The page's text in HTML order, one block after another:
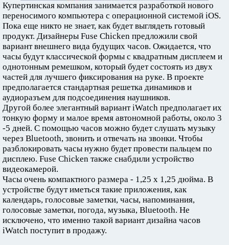
Купертинская компания занимается разработкой нового
переносимого компьютера с операционной системой iOS.
Пока еще никто не знает, как будет выглядеть готовый
продукт. Дизайнеры Fuse Chicken предложили свой
вариант внешнего вида будущих часов. Ожидается, что
часы будут классической формы с квадратным дисплеем и
однотонным ремешком, который будет состоять из двух
частей для лучшего фиксирования на руке. В проекте
предполагается стандартная решетка динамиков и
аудиоразъем для подсоединения наушников.
Другой более элегантный вариант iWatch предполагает их
тонкую форму и малое время автономной работы, около 3
-5 дней. С помощью часов можно будет слушать музыку
через Bluetooth, звонить и отвечать на звонки. Чтобы
разблокировать часы нужно будет провести пальцем по
дисплею. Fuse Chicken также снабдили устройство
видеокамерой.
Часы очень компактного размера - 1,25 х 1,25 дюйма. В
устройстве будут иметься такие приложения, как
календарь, голосовые заметки, часы, напоминания,
голосовые заметки, погода, музыка, Bluetooth. Не
исключено, что именно такой вариант дизайна часов
iWatch поступит в продажу.